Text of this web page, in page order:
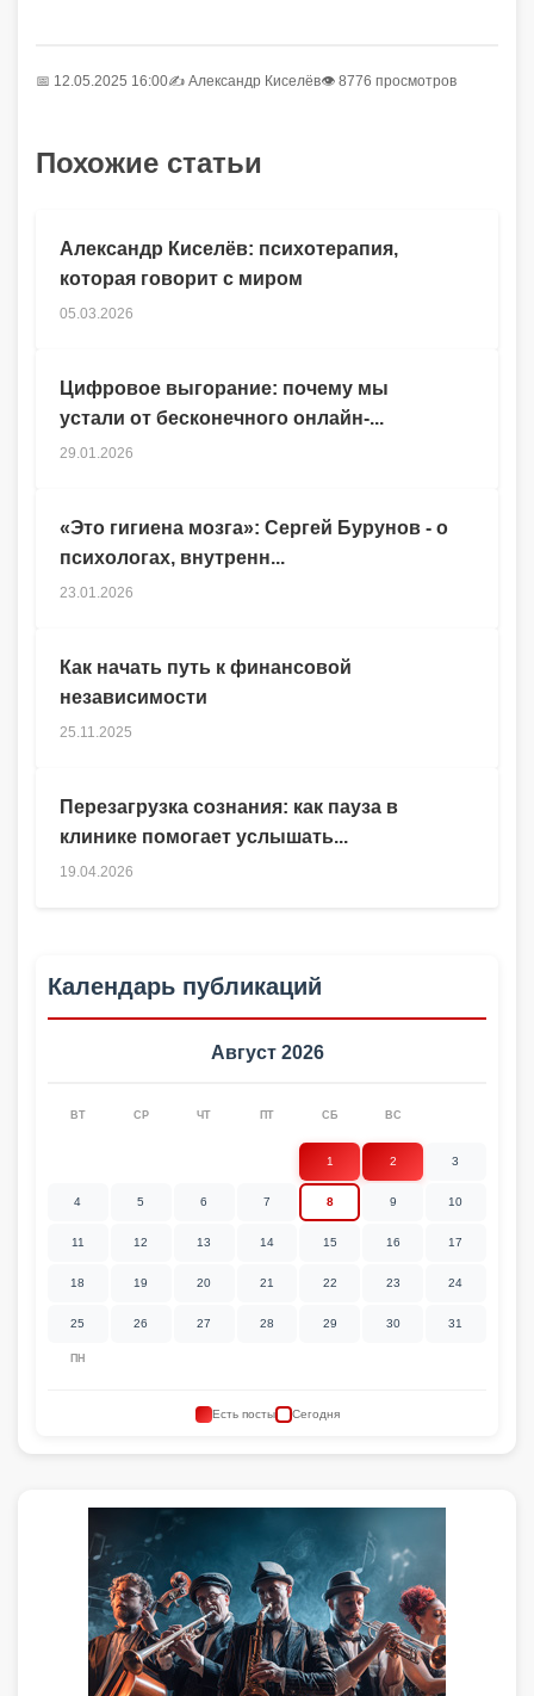
📅 12.05.2025 16:00✍️ Александр Киселёв👁 8776 просмотров
Похожие статьи
Перезагрузка сознания: как пауза в
клинике помогает услышать...
19.04.2026
Александр Киселёв: психотерапия,
которая говорит с миром
05.03.2026
Цифровое выгорание: почему мы
устали от бесконечного онлайн-...
29.01.2026
«Это гигиена мозга»: Сергей Бурунов - о
психологах, внутренн...
23.01.2026
Как начать путь к финансовой
независимости
25.11.2025
Календарь публикаций
Август 2026
ПН
ВТ СР ЧТ ПТ СБ ВС
1 2 3
4 5 6 7 8 9 10
11 12 13 14 15 16 17
18 19 20 21 22 23 24
25 26 27 28 29 30 31
Есть посты Сегодня